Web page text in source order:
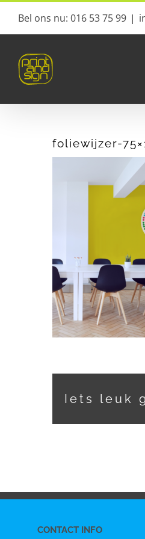
Ga
Bel ons nu: 016 53 75 99 |
foliewijzer-
Iets leuk
CONTACT INFO